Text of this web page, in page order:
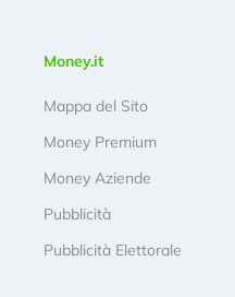
Money.it
Mappa del Sito
Money Premium
Money Aziende
Pubblicità
Pubblicità Elettorale